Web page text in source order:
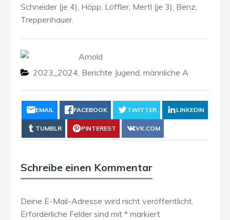
Schneider (je 4), Höpp, Löffler, Mertl (je 3), Benz,
Treppenhauer.
Arnold
2023_2024, Berichte Jugend, männliche A
EMAIL FACEBOOK TWITTER LINKEDIN
TUMBLR PINTEREST VK.COM
Schreibe einen Kommentar
Deine E-Mail-Adresse wird nicht veröffentlicht.
Erforderliche Felder sind mit * markiert